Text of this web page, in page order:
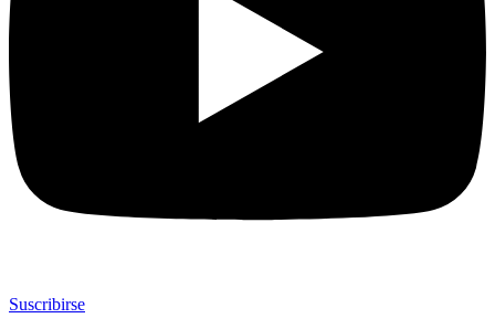
Suscribirse